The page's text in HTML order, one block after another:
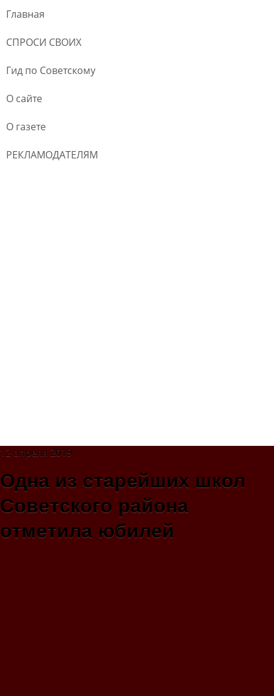
Главная
СПРОСИ СВОИХ
Гид по Советскому
О сайте
О газете
РЕКЛАМОДАТЕЛЯМ
12 апреля 2019
Одна из старейших школ
Советского района
отметила юбилей